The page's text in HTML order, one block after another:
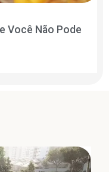
Você Não Pode